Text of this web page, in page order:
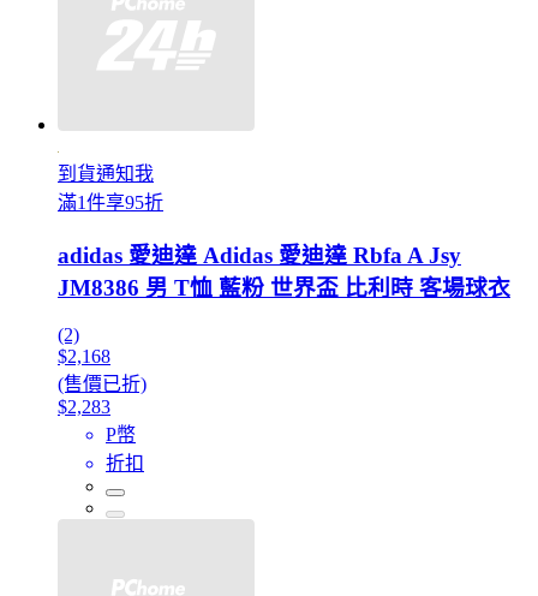
到貨通知我
滿1件享95折
adidas 愛迪達 Adidas 愛迪達 Rbfa A Jsy
JM8386 男 T恤 藍粉 世界盃 比利時 客場球衣
(2)
$2,168
(售價已折)
$2,283
P幣
折扣